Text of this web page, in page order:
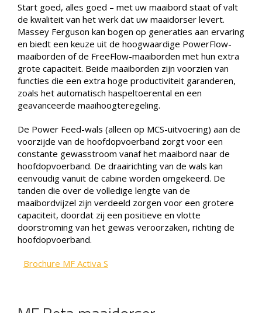
Start goed, alles goed – met uw maaibord staat of valt
de kwaliteit van het werk dat uw maaidorser levert.
Massey Ferguson kan bogen op generaties aan ervaring
en biedt een keuze uit de hoogwaardige PowerFlow-
maaiborden of de FreeFlow-maaiborden met hun extra
grote capaciteit. Beide maaiborden zijn voorzien van
functies die een extra hoge productiviteit garanderen,
zoals het automatisch haspeltoerental en een
geavanceerde maaihoogteregeling.
De Power Feed-wals (alleen op MCS-uitvoering) aan de
voorzijde van de hoofdopvoerband zorgt voor een
constante gewasstroom vanaf het maaibord naar de
hoofdopvoerband. De draairichting van de wals kan
eenvoudig vanuit de cabine worden omgekeerd. De
tanden die over de volledige lengte van de
maaibordvijzel zijn verdeeld zorgen voor een grotere
capaciteit, doordat zij een positieve en vlotte
doorstroming van het gewas veroorzaken, richting de
hoofdopvoerband.
Brochure MF Activa S